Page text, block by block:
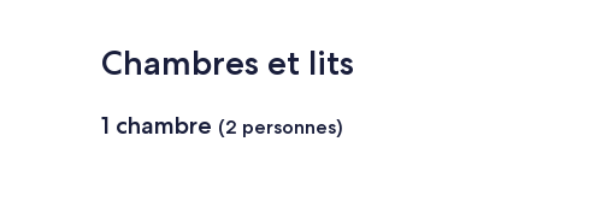
Chambres et lits
1 chambre (2 personnes)